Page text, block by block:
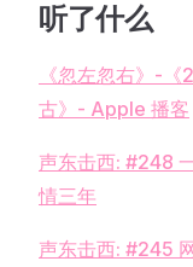
听了什么
《忽左忽右》-
古》- Apple 播客
声东击西: #248
情三年
声东击西: #245